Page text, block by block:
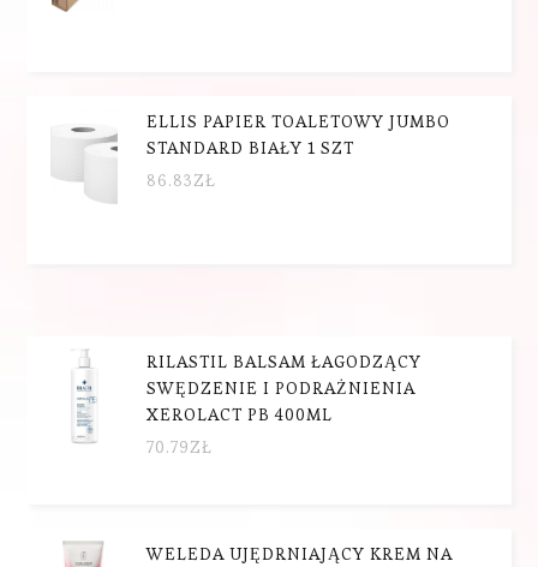
ELLIS PAPIER TOALETOWY JUMBO
STANDARD BIAŁY 1 SZT
86.83ZŁ
RILASTIL BALSAM ŁAGODZĄCY
SWĘDZENIE I PODRAŻNIENIA
XEROLACT PB 400ML
70.79ZŁ
WELEDA UJĘDRNIAJĄCY KREM NA